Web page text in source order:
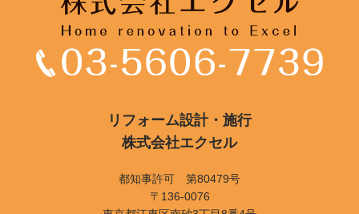
リフォーム設計・施行
株式会社エクセル
都知事許可 第80479号
〒136-0076